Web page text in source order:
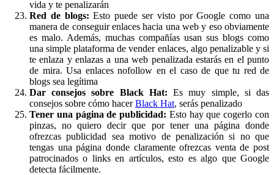
vida y te penalizarán
Red de blogs: Esto puede ser visto por Google como una
manera de conseguir enlaces hacia una web y eso obviamente
es malo. Además, muchas compañías usan sus blogs como
una simple plataforma de vender enlaces, algo penalizable y si
te enlaza y enlazas a una web penalizada estarás en el punto
de mira. Usa enlaces nofollow en el caso de que tu red de
blogs sea legítima
Dar consejos sobre Black Hat: Es muy simple, si das
consejos sobre cómo hacerBlack Hat, serás penalizado
Tener una página de publicidad: Esto hay que cogerlo con
pinzas, no quiero decir que por tener una página donde
ofrezcas publicidad sea motivo de penalización si no que
tengas una página donde claramente ofrezcas venta de post
patrocinados o links en artículos, esto es algo que Google
detecta fácilmente.